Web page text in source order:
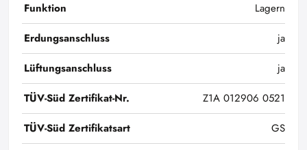
Funktion
Lagern
Erdungsanschluss
ja
Lüftungsanschluss
ja
TÜV-Süd Zertifikat-Nr.
Z1A 012906 0521
TÜV-Süd Zertifikatsart
GS